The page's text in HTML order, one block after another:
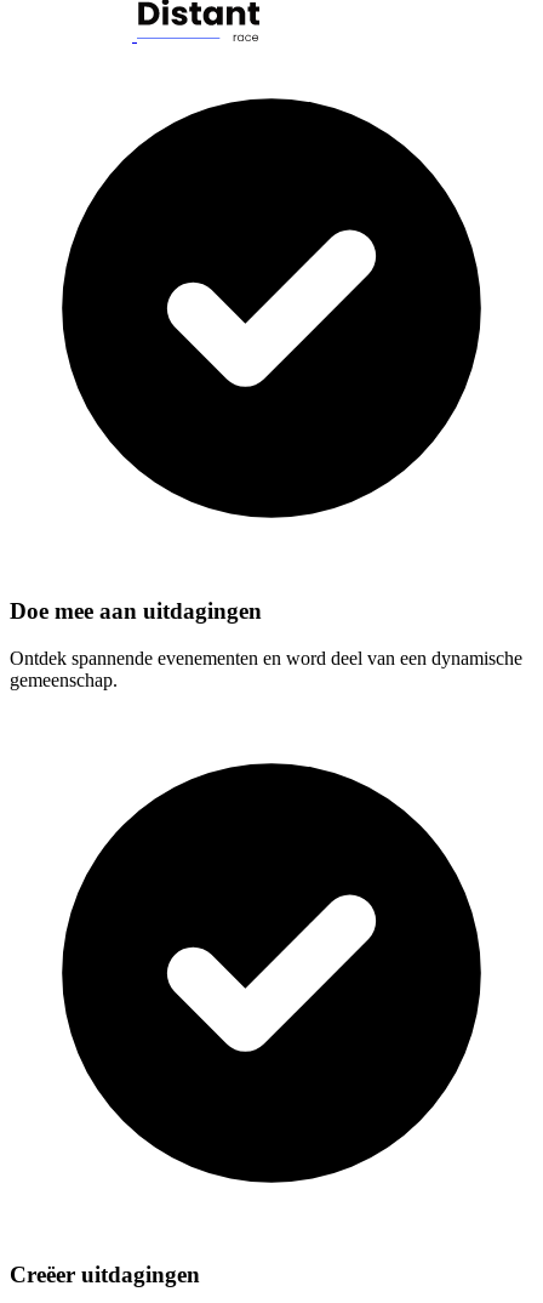
Doe mee aan uitdagingen
Ontdek spannende evenementen en word deel van een dynamische
gemeenschap.
Creëer uitdagingen